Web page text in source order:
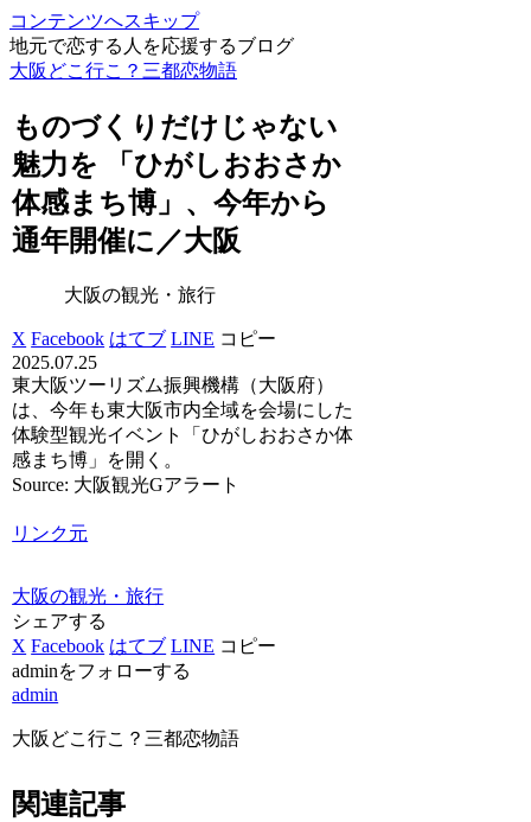
コンテンツへスキップ
地元で恋する人を応援するブログ
大阪どこ行こ？三都恋物語
ものづくりだけじゃない
魅力を 「ひがしおおさか
体感まち博」、今年から
通年開催に／大阪
大阪の観光・旅行
X Facebook はてブ LINE コピー
2025.07.25
東大阪ツーリズム振興機構（大阪府）
は、今年も東大阪市内全域を会場にした
体験型観光イベント「ひがしおおさか体
感まち博」を開く。
Source: 大阪観光Gアラート
リンク元
大阪の観光・旅行
シェアする
X Facebook はてブ LINE コピー
adminをフォローする
admin
大阪どこ行こ？三都恋物語
関連記事